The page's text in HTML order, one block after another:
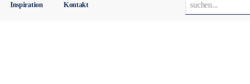
Inspiration Kontakt